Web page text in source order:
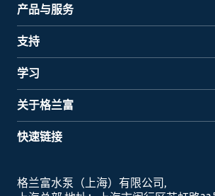
产品与服务
支持
学习
关于格兰富
快速链接
格兰富水泵（上海）有限公司